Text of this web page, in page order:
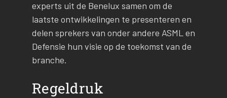
experts uit de Benelux samen om de
laatste ontwikkelingen te presenteren en
delen sprekers van onder andere ASML en
Defensie hun visie op de toekomst van de
branche.
Regeldruk